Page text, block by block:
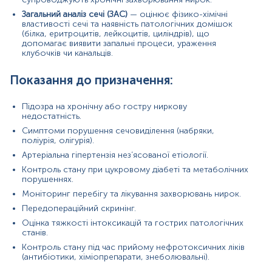
Зміни у загальному аналізі крові можуть свідчити
про наявність анемії чи запальних процесів, що
часто супроводжують нефропатії.
Патологічні зміни у сечі допомагають
диференціювати ураження паренхіми нирок від
Причини підвищення рівня показників:
Креатинін:
хронічна та гостра ниркова недостатність;
зневоднення;
значне фізичне навантаження;
масивні ушкодження м’язів, рабдоміоліз;
обструкція сечовивідних шляхів.
Сечовина:
порушення видільної функції нирок;
кровотечі у шлунково-кишковому тракті;
посилений білковий катаболізм (гарячка, опіки,
гіпертиреоз;
зловживання білковою їжею.
Загальний аналіз сечі (ЗАС) — оцінює фізико-хімічні
властивості сечі та наявність патологічних домішок
(білка, еритроцитів, лейкоцитів, циліндрів), що
допомагає виявити запальні процеси, ураження
клубочків чи канальців.
Показання до призначення:
Підозра на хронічну або гостру ниркову
недостатність.
Симптоми порушення сечовиділення (набряки,
поліурія, олігурія).
Артеріальна гіпертензія нез’ясованої етіології.
Контроль стану при цукровому діабеті та метаболічних
порушеннях.
Моніторинг перебігу та лікування захворювань нирок.
Передопераційний скринінг.
Оцінка тяжкості інтоксикацій та гострих патологічних
станів.
Контроль стану під час прийому нефротоксичних ліків
(антибіотики, хіміопрепарати, знеболювальні).